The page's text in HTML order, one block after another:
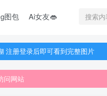
图包 Ai女友👄
注册登录后即可看到完整图片
注册登录后即可看到完整图片
问网站
问网站